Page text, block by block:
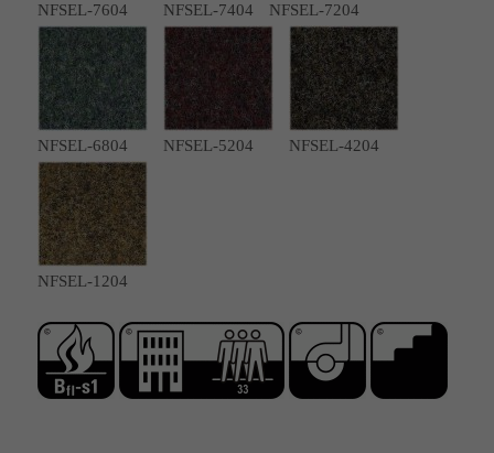
NFSEL-7604 NFSEL-7404 NFSEL-7204
NFSEL-6804 NFSEL-5204 NFSEL-4204
NFSEL-1204